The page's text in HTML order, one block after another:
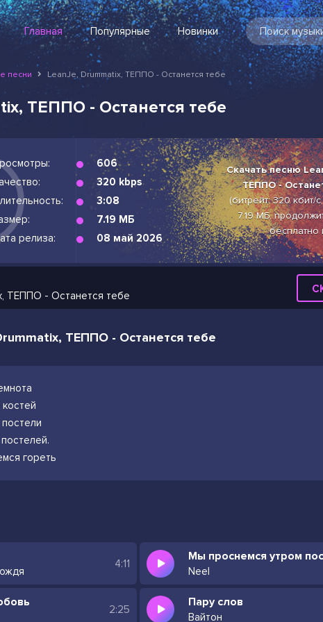
Главная Популярные
Новинки
песни LeanJe, Drummatix, ТЕППО - Останется тебе
ТЕППО - Останется тебе
606
320 kbps
3:08
7.19 МБ
релиза:
08 май 2026
Скачать песню
ТЕППО -
(битрейт: 320
7.19 МБ,
бесплатно
ТЕППО - Останется тебе
ТЕППО - Останется тебе
гореть
4:11
Neel
2:25
Пару слов
Вайтон